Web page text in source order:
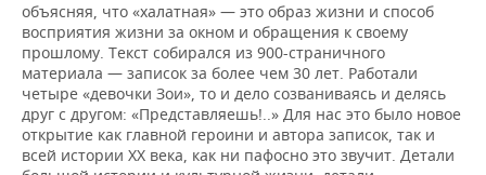
объясняя, что «халатная» — это образ жизни и способ
восприятия жизни за окном и обращения к своему
прошлому. Текст собирался из 900-страничного
материала — записок за более чем 30 лет. Работали
четыре «девочки Зои», то и дело созваниваясь и делясь
друг с другом: «Представляешь!..» Для нас это было новое
открытие как главной героини и автора записок, так и
всей истории ХХ века, как ни пафосно это звучит. Детали